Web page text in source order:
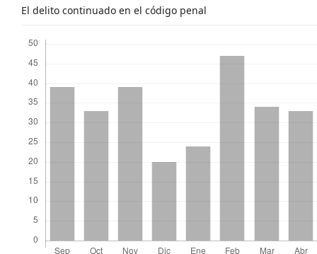
El delito continuado en el código penal